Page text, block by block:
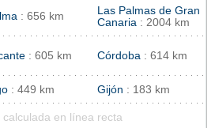
: 656 km
Las Palmas de Gran
Canaria : 2004 km
: 605 km Córdoba : 614 km
: 449 km Gijón : 183 km
calculada en línea recta